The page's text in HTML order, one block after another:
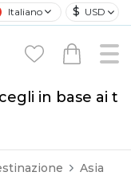
Italiano $ USD
in base ai
Asia